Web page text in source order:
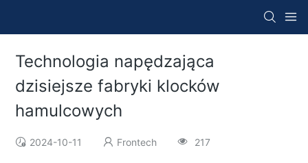
Technologia napędzająca
dzisiejsze fabryki klocków
hamulcowych
2024-10-11 Frontech 217